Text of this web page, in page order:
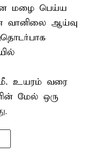
மழை பெய்ய
வானிலை ஆய்வு
உயரம் வரை
மேல் ஒரு